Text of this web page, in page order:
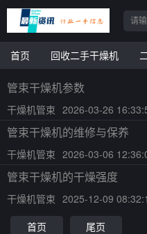
首页 回收二手干燥机
管束干燥机参数
干燥机管束 2026-03-26
管束干燥机的维修与保养
干燥机管束 2026-03-06
管束干燥机的干燥强度
干燥机管束 2025-12-09
首页
尾页